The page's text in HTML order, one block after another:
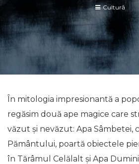
Cultură
În mitologia impresionantă a
regăsim două ape magice care
văzut și nevăzut: Apa Sâmbetei,
Pământului, poartă obiectele
în Tărâmul Celălalt şi Apa